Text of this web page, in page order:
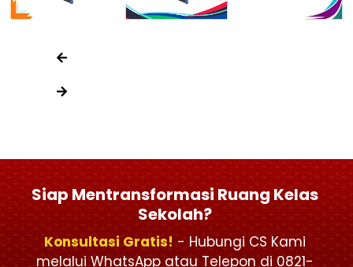
Siap Mentransformasi Ruang Kelas
Sekolah?
Konsultasi Gratis! - Hubungi CS Kami
melalui WhatsApp atau Telepon di 0821-